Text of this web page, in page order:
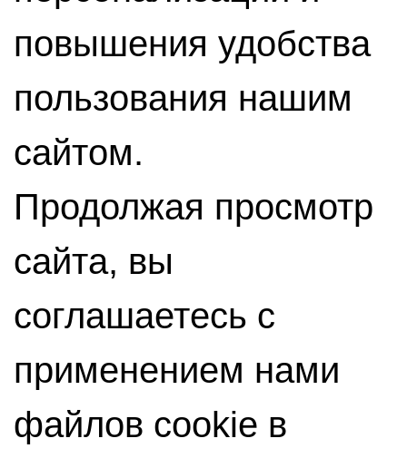
повышения удобства
пользования нашим
сайтом.
Продолжая просмотр
сайта, вы
соглашаетесь с
применением нами
файлов cookie в